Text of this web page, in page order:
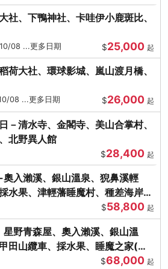
社、下鴨神社、卡哇伊小鹿斑比、
08 ...更多日期 $25,000 起
荷大社、環球影城、嵐山渡月橋、
08 ...更多日期 $26,000 起
－清水寺、金閣寺、美山合掌村、
北野異人館
$28,400 起
入瀨溪、銀山溫泉、猊鼻溪輕
水果、津輕藩睡魔村、種差海岸
$58,800 起
野青森屋、奧入瀨溪、銀山溫
田山纜車、採水果、睡魔之家(不
$68,000 起